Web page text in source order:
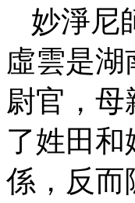
妙淨尼
虛雲是
尉官，
了姓田
係，反而